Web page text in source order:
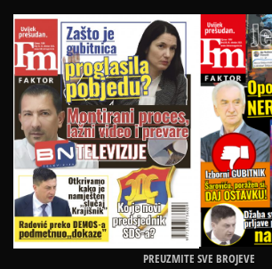
PREUZMITE SVE BROJEVE